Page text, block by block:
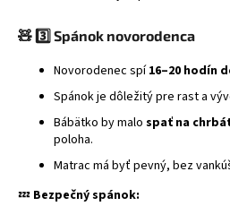
🧸3️⃣ Spánok novorodenca
Novorodenec spí16–20 hodín
Spánok je dôležitý pre rast a
Bábätko by malo spať na
poloha.
Matrac má byť pevný, bez
💤 Bezpečný spánok: